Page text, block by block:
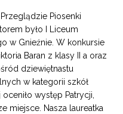
Piosenki
było I Liceum
w Gnieźnie. W konkursie
Baran z klasy II a oraz
dziewiętnastu
w kategorii szkół
występ Patrycji,
miejsce. Nasza laureatka